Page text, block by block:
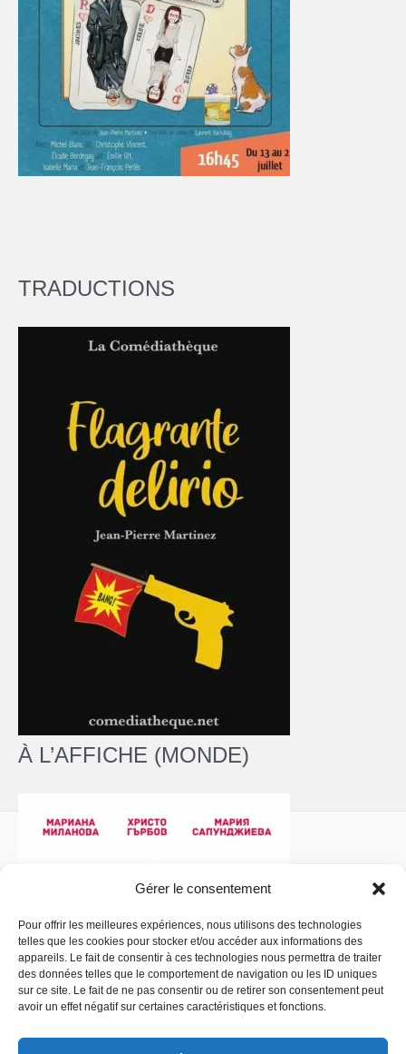
Gérer le consentement
Pour offrir les meilleures expériences, nous utilisons des technologies
telles que les cookies pour stocker et/ou accéder aux informations des
appareils. Le fait de consentir à ces technologies nous permettra de traiter
des données telles que le comportement de navigation ou les ID uniques
sur ce site. Le fait de ne pas consentir ou de retirer son consentement peut
avoir un effet négatif sur certaines caractéristiques et fonctions.
TRADUCTIONS
À L’AFFICHE (MONDE)
Politique de confidentialité - Copyright © 2026 La
Comédiathèque